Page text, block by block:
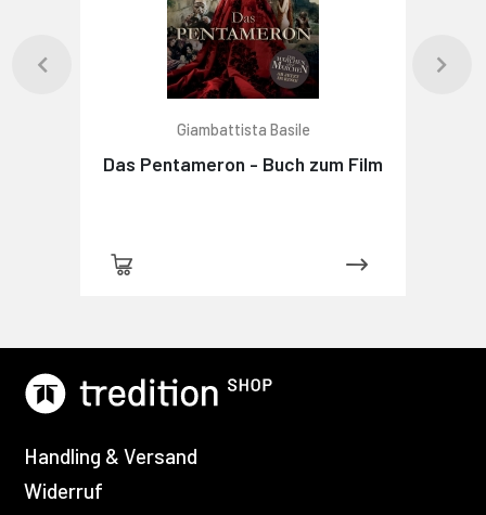
Giambattista Basile
Das Pentameron - Buch zum Film
Handling & Versand
Widerruf